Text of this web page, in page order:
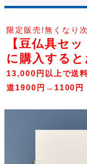
限定販売!無くなり
【豆仏具セ
に購入すると
13,000円以上で送
道1900円→1100円